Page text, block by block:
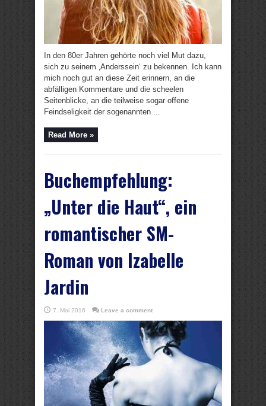
In den 80er Jahren gehörte noch viel Mut dazu,
sich zu seinem ‚Anderssein‘ zu bekennen. Ich kann
mich noch gut an diese Zeit erinnern, an die
abfälligen Kommentare und die scheelen
Seitenblicke, an die teilweise sogar offene
Feindseligkeit der sogenannten ...
Read More »
Buchempfehlung:
„Unter die Haut“, ein
romantischer SM-
Roman von Izabelle
Jardin
7. Mai 2016 Leave a comment